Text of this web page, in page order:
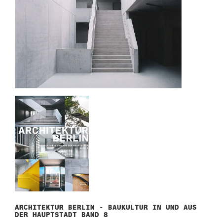
ARCHITEKTUR BERLIN - BAUKULTUR IN UND AUS
DER HAUPTSTADT BAND 8